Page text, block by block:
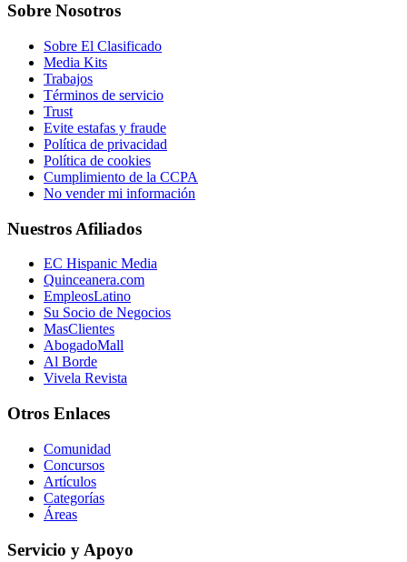
Sobre Nosotros
Sobre El Clasificado
Media Kits
Trabajos
Términos de servicio
Trust
Evite estafas y fraude
Política de privacidad
Política de cookies
Cumplimiento de la CCPA
No vender mi información
Nuestros Afiliados
EC Hispanic Media
Quinceanera.com
EmpleosLatino
Su Socio de Negocios
MasClientes
AbogadoMall
Al Borde
Vivela Revista
Otros Enlaces
Comunidad
Concursos
Artículos
Categorías
Áreas
Servicio y Apoyo